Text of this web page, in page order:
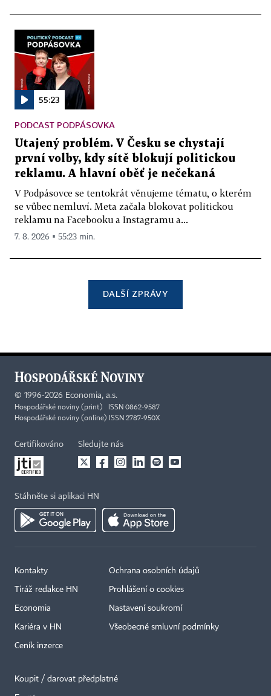
55:23
PODCAST PODPÁSOVKA
Utajený problém. V Česku se chystají
první volby, kdy sítě blokují politickou
reklamu. A hlavní oběť je nečekaná
V Podpásovce se tentokrát věnujeme tématu, o kterém
se vůbec nemluví. Meta začala blokovat politickou
reklamu na Facebooku a Instagramu a...
7. 8. 2026 ▪ 55:23 min.
DALŠÍ ZPRÁVY
© 1996-2026 Economia, a.s.
Hospodářské noviny (print) ISSN 0862-9587
Hospodářské noviny (online) ISSN 2787-950X
Certifikováno Sledujte nás
Stáhněte si aplikaci HN
Kontakty
Tiráž redakce HN
Economia
Kariéra v HN
Ceník inzerce
Ochrana osobních údajů
Prohlášení o cookies
Nastavení soukromí
Všeobecné smluvní podmínky
Koupit / darovat předplatné